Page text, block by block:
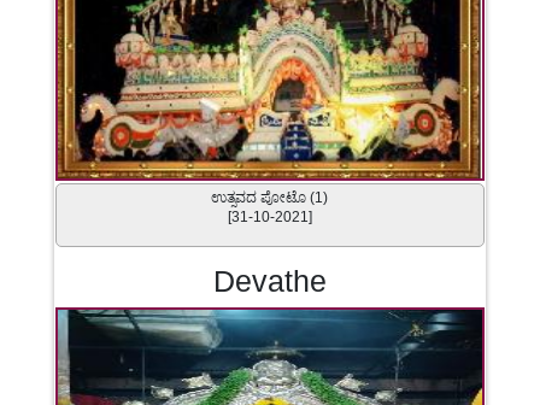
ಉತ್ಸವದ ಪೋಟೊ (1)
[31-10-2021]
Devathe